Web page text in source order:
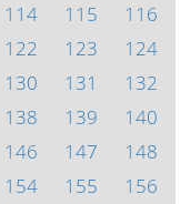
114 115
116
122 123
124
130 131
132
138 139
140
146 147
148
154 155
156